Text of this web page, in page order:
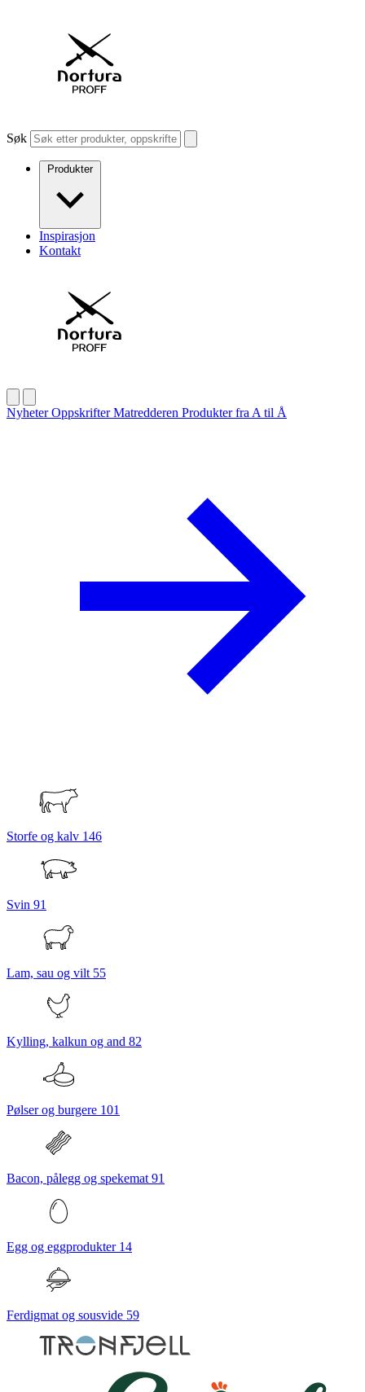
Søk
Produkter
Inspirasjon
Kontakt
NyheterOppskrifterMatredderen Produkter fra A til Å
Storfe og kalv 146
Svin 91
Lam, sau og vilt 55
Kylling, kalkun og and 82
Pølser og burgere 101
Bacon, pålegg og spekemat 91
Egg og eggprodukter 14
Ferdigmat og sousvide 59